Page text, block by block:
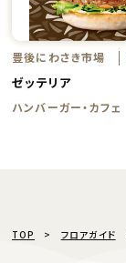
豊後にわさき市場
ゼッテリア
ハンバーガー・カフェ
TOP フロアガイド